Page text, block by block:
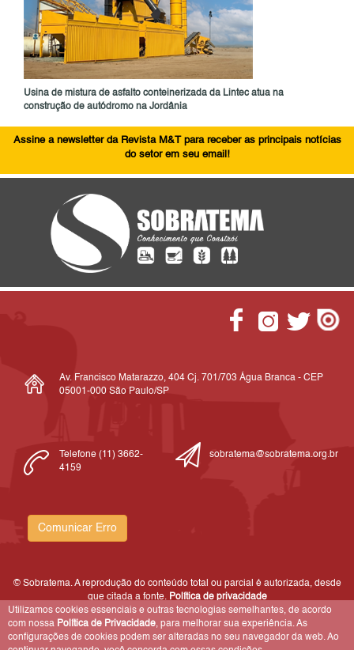
Usina de mistura de asfalto conteinerizada da Lintec atua na
construção de autódromo na Jordânia
Assine a newsletter da Revista M&T para receber as principais notícias
do setor em seu email!
Av. Francisco Matarazzo, 404 Cj. 701/703 Água Branca - CEP
05001-000 São Paulo/SP
Telefone (11) 3662-
4159
sobratema@sobratema.org.br
Comunicar Erro
© Sobratema. A reprodução do conteúdo total ou parcial é autorizada, desde
que citada a fonte. Política de privacidade
Utilizamos cookies essenciais e outras tecnologias semelhantes, de acordo
com nossa Política de Privacidade, para melhorar sua experiência. As
configurações de cookies podem ser alteradas no seu navegador da web. Ao